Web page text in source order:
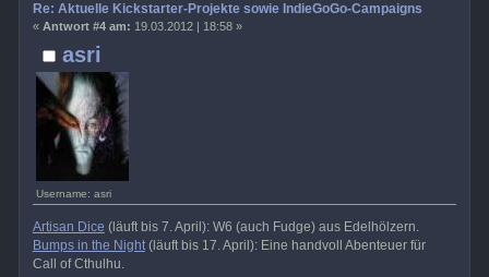
asri
Username: asri
Re: Aktuelle Kickstarter-Projekte sowie IndieGoGo-Campaigns
« Antwort #4 am: 19.03.2012 | 18:58 »
Artisan Dice (läuft bis 7. April): W6 (auch Fudge) aus Edelhölzern.
Bumps in the Night(läuft bis 17. April): Eine handvoll Abenteuer für
Call of Cthulhu.